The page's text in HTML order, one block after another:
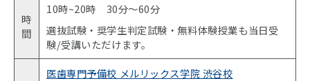
時
間
10時~20時 30分〜60分
選抜試験・奨学生判定試験・無料体験授業も当日受
験/受講いただけます。
医歯専門予備校 メルリックス学院 渋谷校